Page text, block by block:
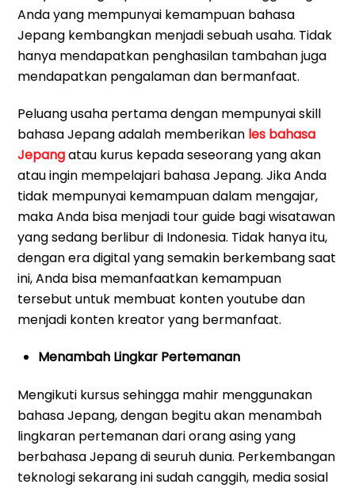
Anda yang mempunyai kemampuan bahasa
Jepang kembangkan menjadi sebuah usaha. Tidak
hanya mendapatkan penghasilan tambahan juga
mendapatkan pengalaman dan bermanfaat.
Peluang usaha pertama dengan mempunyai skill
bahasa Jepang adalah memberikan les bahasa
Jepangatau kurus kepada seseorang yang akan
atau ingin mempelajari bahasa Jepang. Jika Anda
tidak mempunyai kemampuan dalam mengajar,
maka Anda bisa menjadi tour guide bagi wisatawan
yang sedang berlibur di Indonesia. Tidak hanya itu,
dengan era digital yang semakin berkembang saat
ini, Anda bisa memanfaatkan kemampuan
tersebut untuk membuat konten youtube dan
menjadi konten kreator yang bermanfaat.
Menambah Lingkar Pertemanan
Mengikuti kursus sehingga mahir menggunakan
bahasa Jepang, dengan begitu akan menambah
lingkaran pertemanan dari orang asing yang
berbahasa Jepang di seuruh dunia. Perkembangan
teknologi sekarang ini sudah canggih, media sosial